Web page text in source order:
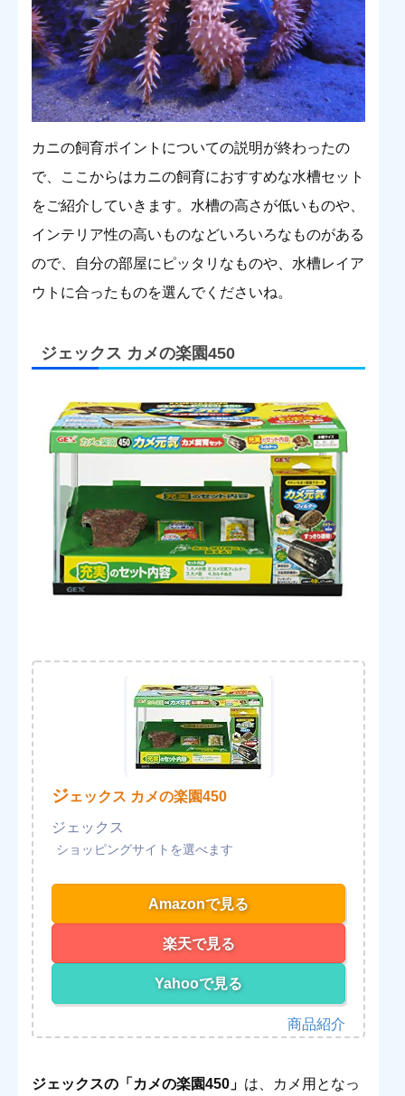
カニの飼育ポイントについての説明が終わったの
で、ここからはカニの飼育におすすめな水槽セット
をご紹介していきます。水槽の高さが低いものや、
インテリア性の高いものなどいろいろなものがある
ので、自分の部屋にピッタリなものや、水槽レイア
ウトに合ったものを選んでくださいね。
ジェックス カメの楽園450
ジェックス カメの楽園450
ジェックス
Amazonで見る
楽天で見る
Yahooで見る
ジェックスの「カメの楽園450」 は、カメ用となっ